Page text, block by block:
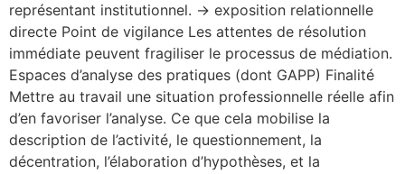
représentant institutionnel. → exposition relationnelle
directe Point de vigilance Les attentes de résolution
immédiate peuvent fragiliser le processus de médiation.
Espaces d’analyse des pratiques (dont GAPP) Finalité
Mettre au travail une situation professionnelle réelle afin
d’en favoriser l’analyse. Ce que cela mobilise la
description de l’activité, le questionnement, la
décentration, l’élaboration d’hypothèses, et la